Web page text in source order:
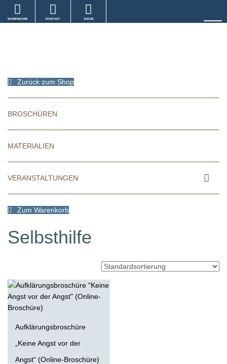
WARENKORB KONTAKT SUCHE
Zurück zum Shop
BROSCHÜREN
MATERIALIEN
VERANSTALTUNGEN
Zum Warenkorb
Selbsthilfe
Aufklärungsbroschüre
„Keine Angst vor der
Angst“ (Online-Broschüre)